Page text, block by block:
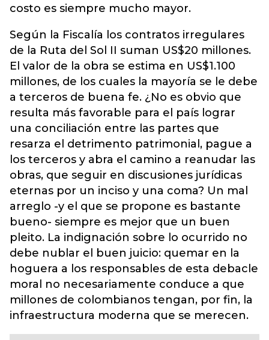
costo es siempre mucho mayor.
Según la Fiscalía los contratos irregulares
de la Ruta del Sol II suman US$20 millones.
El valor de la obra se estima en US$1.100
millones, de los cuales la mayoría se le debe
a terceros de buena fe. ¿No es obvio que
resulta más favorable para el país lograr
una conciliación entre las partes que
resarza el detrimento patrimonial, pague a
los terceros y abra el camino a reanudar las
obras, que seguir en discusiones jurídicas
eternas por un inciso y una coma? Un mal
arreglo -y el que se propone es bastante
bueno- siempre es mejor que un buen
pleito. La indignación sobre lo ocurrido no
debe nublar el buen juicio: quemar en la
hoguera a los responsables de esta debacle
moral no necesariamente conduce a que
millones de colombianos tengan, por fin, la
infraestructura moderna que se merecen.